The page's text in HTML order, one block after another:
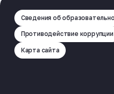
Сведения об
Противодействие коррупции
Карта сайта